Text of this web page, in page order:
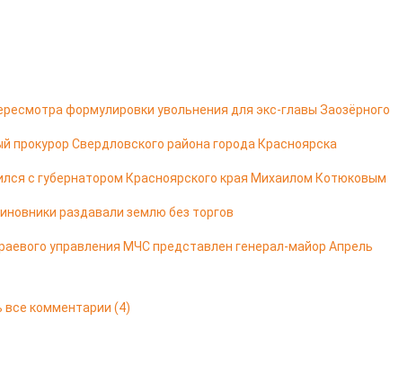
формулировки увольнения для экс-главы Заозёрного
прокурор Свердловского района города Красноярска
с губернатором Красноярского края Михаилом Котюковым
раздавали землю без торгов
управления МЧС представлен генерал-майор Апрель
все комментарии (4)